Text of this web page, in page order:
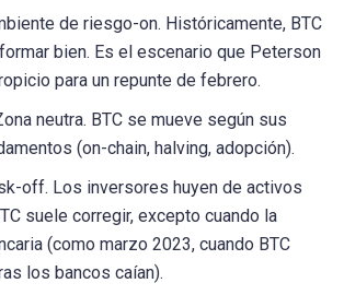
de riesgo-on. Históricamente, BTC
bien. Es el escenario que Peterson
para un repunte de febrero.
neutra. BTC se mueve según sus
(on-chain, halving, adopción).
off. Los inversores huyen de activos
suele corregir, excepto cuando la
(como marzo 2023, cuando BTC
los bancos caían).